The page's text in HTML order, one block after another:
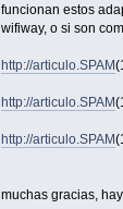
funcionan estos
wifiway, o si son
http://articulo.SPAM
http://articulo.SPAM
http://articulo.SPAM
muchas gracias,